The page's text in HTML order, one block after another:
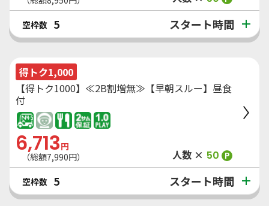
空枠数 5 スタート時間
得トク1,000
【得トク1000】≪2B割増無≫【早朝スルー】昼食
付
6,713円
（総額7,990円） 人数 × 50 P
空枠数 5 スタート時間